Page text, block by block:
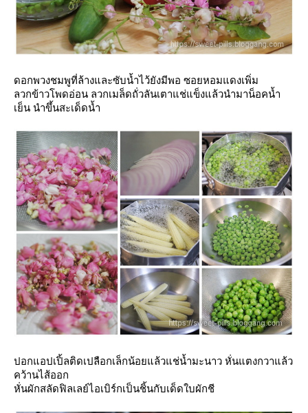
ดอกพวงชมพูที่ล้างและซับน้ำไว้ยังมีพอ ซอยหอมแดงเพิ่ม
ลวกข้าวโพดอ่อน ลวกเมล็ดถั่วลันเตาแช่แข็งแล้วนำมาน็อคน้ำ
เย็น นำขึ้นสะเด็ดน้ำ
ปอกแอปเปิ้ลติดเปลือกเล็กน้อยแล้วแช่น้ำมะนาว หั่นแตงกวาแล้ว
คว้านไส้ออก
หั่นผักสลัดฟิลเลย์ไอเบิร์กเป็นชิ้นกับเด็ดใบผักชี